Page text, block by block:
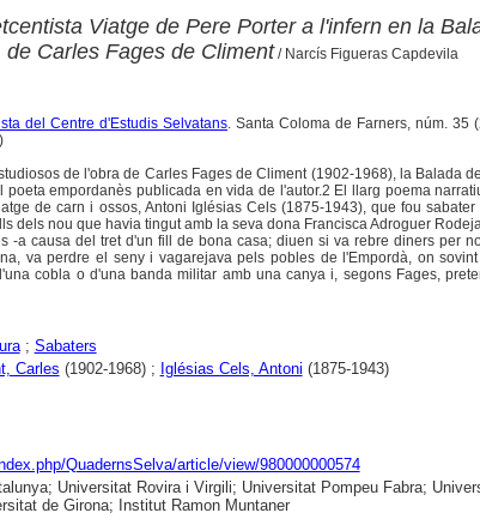
Viatge de Pere Porter a l'infern en la
Carles Fages de Climent/ Narcís Figueras Capdevila
del Centre d'Estudis Selvatans. Santa Coloma de Farners, núm. 35
de l'obra de Carles Fages de Climent (1902-1968), la Balada
poeta empordanès publicada en vida de l'autor.2 El llarg poema
de carn i ossos, Antoni Iglésias Cels (1875-1943), que fou
dels nou que havia tingut amb la seva dona Francisca Adroguer
-a causa del tret d'un fill de bona casa; diuen si va rebre diners per
va perdre el seny i vagarejava pels pobles de l'Empordà, on
cobla o d'una banda militar amb una canya i, segons Fages,
; Sabaters
Carles (1902-1968) ; Iglésias Cels, Antoni (1875-1943)
QuadernsSelva/article/view/980000000574
Universitat Rovira i Virgili; Universitat Pompeu Fabra;
de Girona; Institut Ramon Muntaner